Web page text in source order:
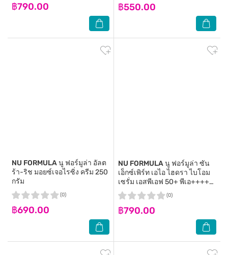
฿790.00 ฿550.00
NU FORMULAนู ฟอร์มูล่า อัลต
ร้า-ริช มอยซ์เจอไรซิ่ง ครีม 250
กรัม
฿690.00
(0)
NU FORMULAนู ฟอร์มูล่า ซัน
เอ็กซ์เพิร์ท เอไอ ไฮดรา ไบโอม
เซรั่ม เอสพีเอฟ 50+ พีเอ++++
40 มล.
฿790.00
(0)